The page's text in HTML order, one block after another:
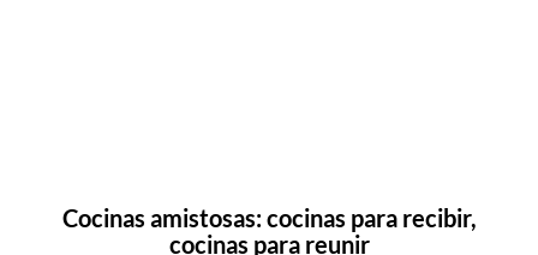
Cocinas amistosas: cocinas para recibir,
cocinas para reunir